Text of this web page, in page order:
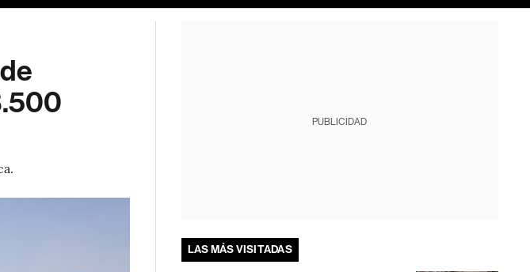
PUBLICIDAD
LAS MÁS VISITADAS